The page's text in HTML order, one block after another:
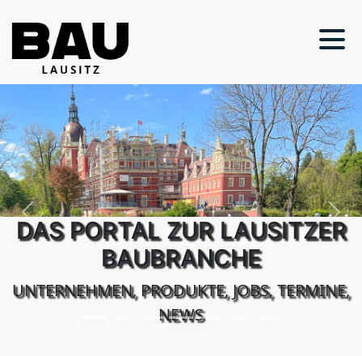
DAS PORTAL ZUR LAUSITZER
BAUBRANCHE
UNTERNEHMEN, PRODUKTE, JOBS, TERMINE,
NEWS
Previous Next